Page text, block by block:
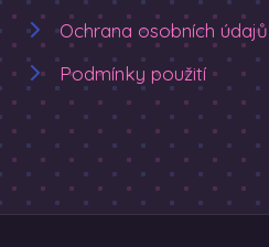
Ochrana osobních údajů
Podmínky použití